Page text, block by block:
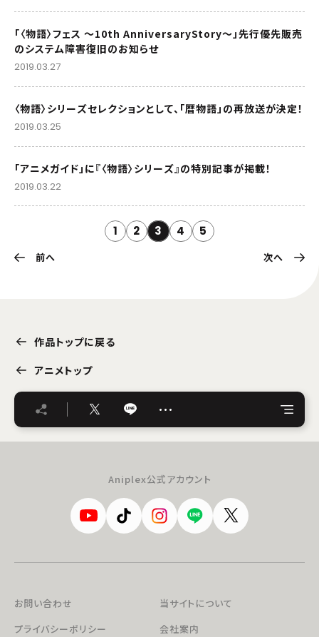
「〈物語〉フェス ～10th AnniversaryStory～」先行優先販売
のシステム障害復旧のお知らせ
2019.03.27
〈物語〉シリーズセレクションとして、「暦物語」の再放送が決定！
2019.03.25
「アニメガイド」に『〈物語〉シリーズ』の特別記事が掲載！
2019.03.22
1 2 3 4 5
前へ 次へ
作品トップに戻る
アニメトップ
…
Aniplex公式アカウント
お問い合わせ
当サイトについて
プライバシーポリシー
会社案内